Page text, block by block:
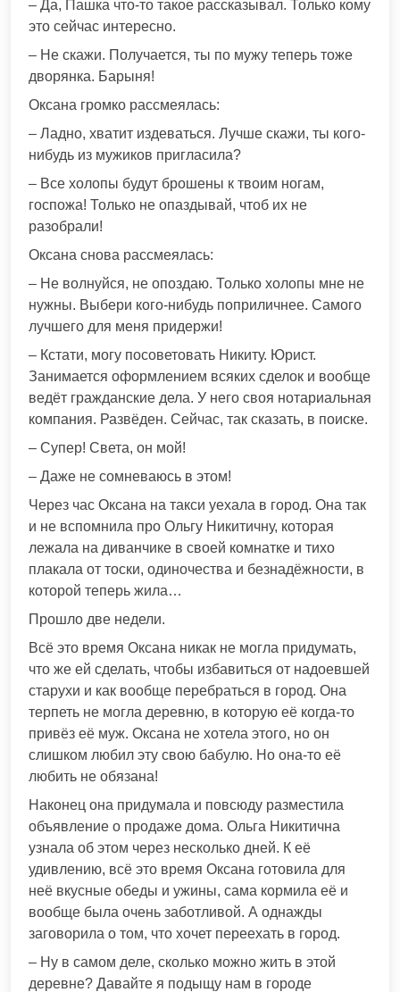
– Да, Пашка что-то такое рассказывал. Только кому
это сейчас интересно.
– Не скажи. Получается, ты по мужу теперь тоже
дворянка. Барыня!
Оксана громко рассмеялась:
– Ладно, хватит издеваться. Лучше скажи, ты кого-
нибудь из мужиков пригласила?
– Все холопы будут брошены к твоим ногам,
госпожа! Только не опаздывай, чтоб их не
разобрали!
Оксана снова рассмеялась:
– Не волнуйся, не опоздаю. Только холопы мне не
нужны. Выбери кого-нибудь поприличнее. Самого
лучшего для меня придержи!
– Кстати, могу посоветовать Никиту. Юрист.
Занимается оформлением всяких сделок и вообще
ведёт гражданские дела. У него своя нотариальная
компания. Развёден. Сейчас, так сказать, в поиске.
– Супер! Света, он мой!
– Даже не сомневаюсь в этом!
Через час Оксана на такси уехала в город. Она так
и не вспомнила про Ольгу Никитичну, которая
лежала на диванчике в своей комнатке и тихо
плакала от тоски, одиночества и безнадёжности, в
которой теперь жила…
Прошло две недели.
Всё это время Оксана никак не могла придумать,
что же ей сделать, чтобы избавиться от надоевшей
старухи и как вообще перебраться в город. Она
терпеть не могла деревню, в которую её когда-то
привёз её муж. Оксана не хотела этого, но он
слишком любил эту свою бабулю. Но она-то её
любить не обязана!
Наконец она придумала и повсюду разместила
объявление о продаже дома. Ольга Никитична
узнала об этом через несколько дней. К её
удивлению, всё это время Оксана готовила для
неё вкусные обеды и ужины, сама кормила её и
вообще была очень заботливой. А однажды
заговорила о том, что хочет переехать в город.
– Ну в самом деле, сколько можно жить в этой
деревне? Давайте я подыщу нам в городе